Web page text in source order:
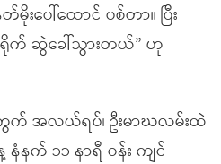
းပေါ်ထောင် ပစ်တာ။ ပြီး
က် ဆွဲခေါ်သွားတယ်” ဟု
ကွက် အလယ်ရပ်၊ ဦးမာဃလမ်းထဲ
နက် ၁၁ နာရီ ဝန်း ကျင်